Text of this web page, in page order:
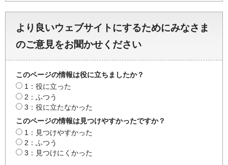
より良いウェブサイトにするためにみなさま
のご意見をお聞かせください
このページの情報は役に立ちましたか？
1：役に立った
2：ふつう
3：役に立たなかった
このページの情報は見つけやすかったですか？
1：見つけやすかった
2：ふつう
3：見つけにくかった